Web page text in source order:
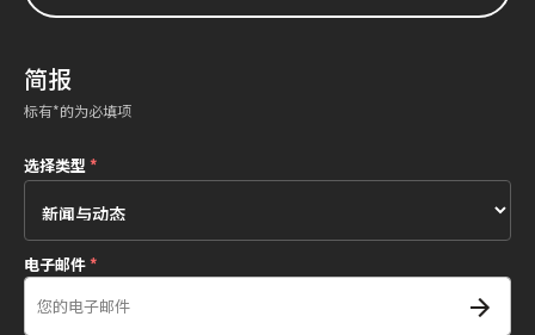
简报
标有*的为必填项
选择类型*
电子邮件*